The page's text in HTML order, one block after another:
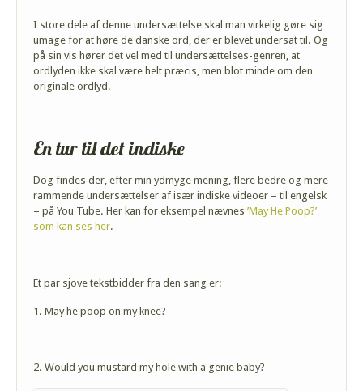
I store dele af denne undersættelse skal man virkelig gøre sig
umage for at høre de danske ord, der er blevet undersat til. Og
på sin vis hører det vel med til undersættelses-genren, at
ordlyden ikke skal være helt præcis, men blot minde om den
originale ordlyd.
En tur til det indiske
Dog findes der, efter min ydmyge mening, flere bedre og mere
rammende undersættelser af især indiske videoer – til engelsk
– på You Tube. Her kan for eksempel nævnes ’May He Poop?’
som kan ses her.
Et par sjove tekstbidder fra den sang er:
1. May he poop on my knee?
2. Would you mustard my hole with a genie baby?